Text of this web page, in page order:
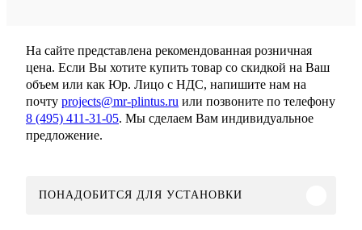
На сайте представлена рекомендованная розничная
цена. Если Вы хотите купить товар со скидкой на Ваш
объем или как Юр. Лицо с НДС, напишите нам на
почту projects@mr-plintus.ru или позвоните по телефону
8 (495) 411-31-05. Мы сделаем Вам индивидуальное
предложение.
ПОНАДОБИТСЯ ДЛЯ УСТАНОВКИ